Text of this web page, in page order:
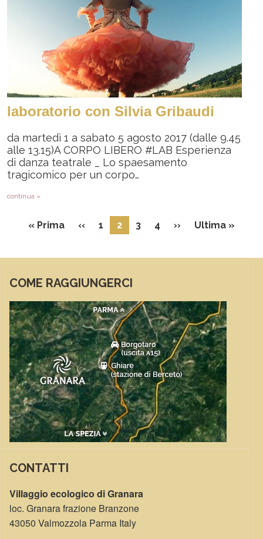
laboratorio con Silvia Gribaudi
da martedì 1 a sabato 5 agosto 2017 (dalle 9.45
alle 13.15)A CORPO LIBERO #LAB Esperienza
di danza teatrale _ Lo spaesamento
tragicomico per un corpo…
continua »
« PrimaPrima pagina
‹‹ Pagina precedente
1 2 3 4 ›› Pagina
Ultima »
COME RAGGIUNGERCI
CONTATTI
Villaggio ecologico di Granara
loc. Granara frazione Branzone
43050 Valmozzola Parma Italy